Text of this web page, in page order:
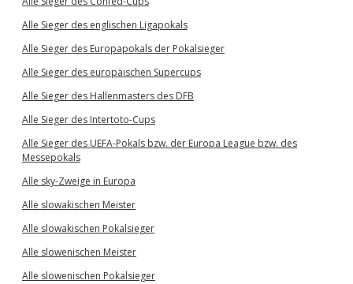
Alle Sieger des englischen Ligapokals
Alle Sieger des Europapokals der Pokalsieger
Alle Sieger des europäischen Supercups
Alle Sieger des Hallenmasters des DFB
Alle Sieger des Intertoto-Cups
Alle Sieger des UEFA-Pokals bzw. der Europa League bzw. des
Messepokals
Alle sky-Zweige in Europa
Alle slowakischen Meister
Alle slowakischen Pokalsieger
Alle slowenischen Meister
Alle slowenischen Pokalsieger